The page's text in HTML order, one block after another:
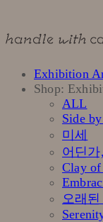
Exhibition
Shop:
ALL
Side
미세
어딘
Clay of
오래